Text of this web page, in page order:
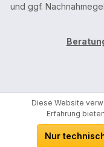
und ggf.
Diese Website
Erfahrung
Nur